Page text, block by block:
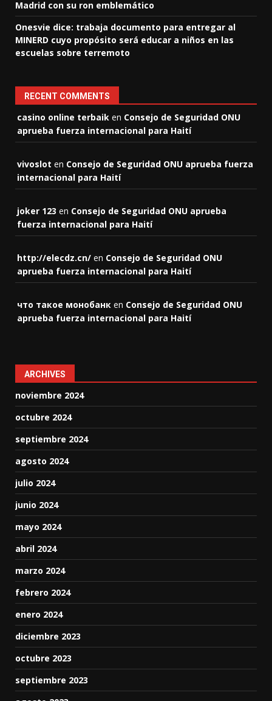
Madrid con su ron emblemático
Onesvie dice: trabaja documento para entregar al
MINERD cuyo propósito será educar a niños en las
escuelas sobre terremoto
RECENT COMMENTS
casino online terbaik en Consejo de Seguridad ONU
aprueba fuerza internacional para Haití
vivoslot en Consejo de Seguridad ONU aprueba fuerza
internacional para Haití
joker 123 en Consejo de Seguridad ONU aprueba
fuerza internacional para Haití
http://elecdz.cn/ en Consejo de Seguridad ONU
aprueba fuerza internacional para Haití
что такое монобанк en Consejo de Seguridad ONU
aprueba fuerza internacional para Haití
ARCHIVES
noviembre 2024
octubre 2024
septiembre 2024
agosto 2024
julio 2024
junio 2024
mayo 2024
abril 2024
marzo 2024
febrero 2024
enero 2024
diciembre 2023
octubre 2023
septiembre 2023